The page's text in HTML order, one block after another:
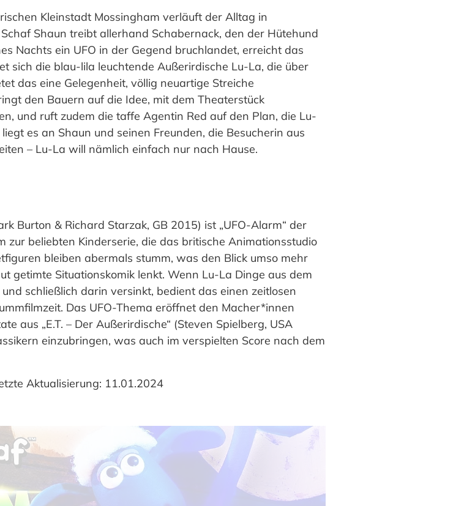
Kleinstadt Mossingham verläuft der Alltag in
Shaun treibt allerhand Schabernack, den der Hütehund
Nachts ein UFO in der Gegend bruchlandet, erreicht das
sich die blau-lila leuchtende Außerirdische Lu-La, die über
das eine Gelegenheit, völlig neuartige Streiche
den Bauern auf die Idee, mit dem Theaterstück
und ruft zudem die taffe Agentin Red auf den Plan, die Lu-
es an Shaun und seinen Freunden, die Besucherin aus
– Lu-La will nämlich einfach nur nach Hause.
Burton & Richard Starzak, GB 2015) ist „UFO-Alarm“ der
zur beliebten Kinderserie, die das britische Animationsstudio
bleiben abermals stumm, was den Blick umso mehr
getimte Situationskomik lenkt. Wenn Lu-La Dinge aus dem
schließlich darin versinkt, bedient das einen zeitlosen
Das UFO-Thema eröffnet den Macher*innen
aus „E.T. – Der Außerirdische“ (Steven Spielberg, USA
einzubringen, was auch im verspielten Score nach dem
Aktualisierung: 11.01.2024